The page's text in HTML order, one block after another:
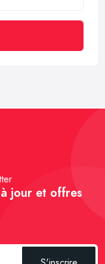
jour et offres